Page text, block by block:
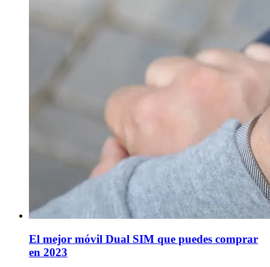
El mejor móvil Dual SIM que puedes comprar
en 2023